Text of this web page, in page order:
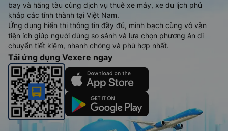
bay và hãng tàu cùng dịch vụ thuê xe máy, xe du lịch phủ
khắp các tỉnh thành tại Việt Nam.
Ứng dụng hiển thị thông tin đầy đủ, minh bạch cùng vô vàn
tiện ích giúp người dùng so sánh và lựa chọn phương án di
chuyển tiết kiệm, nhanh chóng và phù hợp nhất.
Tải ứng dụng Vexere ngay